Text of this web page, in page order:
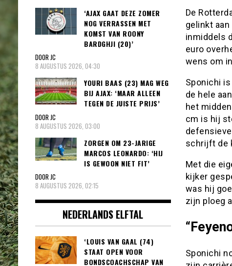
De
gelinkt
inmiddels
euro
wens om
Sponichi
de hele
het
cm is hij
schrijft de
Met die
kijker
was hij
zijn ploeg
Sponichi
‘AJAX GAAT DEZE ZOMER
NOG VERRASSEN MET
KOMST VAN ROONY
BARDGHJI (20)’
DOOR JC
8 AUGUSTUS 2026, 04:30
YOURI BAAS (23) MAG WEG
BIJ AJAX: ‘MAAR ALLEEN
TEGEN DE JUISTE PRIJS’
DOOR JC
8 AUGUSTUS 2026, 03:00
ZORGEN OM 23-JARIGE
MARCOS LEONARDO: ‘HIJ
IS GEWOON NIET FIT’
DOOR JC
8 AUGUSTUS 2026, 02:15
NEDERLANDS ELFTAL
‘LOUIS VAN GAAL (74)
STAAT OPEN VOOR
BONDSCOACHSCHAP VAN